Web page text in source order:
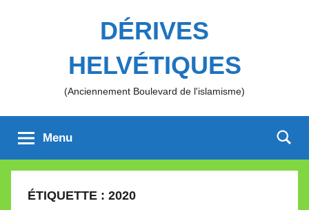
DÉRIVES
HELVÉTIQUES
(Anciennement Boulevard de l'islamisme)
Menu
ÉTIQUETTE : 2020